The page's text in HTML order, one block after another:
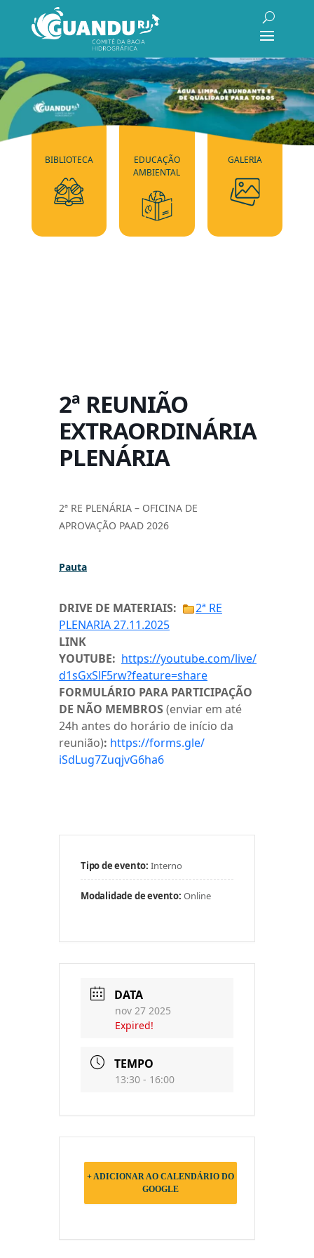
BIBLIOTECA
EDUCAÇÃO
AMBIENTAL
GALERIA
2ª REUNIÃO
EXTRAORDINÁRIA
PLENÁRIA
2ª RE PLENÁRIA – OFICINA DE
APROVAÇÃO PAAD 2026
Pauta
DRIVE DE MATERIAIS:
2ª RE
PLENARIA 27.11.2025
LINK
YOUTUBE: https://youtube.com/live/
d1sGxSlF5rw?feature=share
FORMULÁRIO PARA PARTICIPAÇÃO
DE NÃO MEMBROS (enviar em até
24h antes do horário de início da
reunião): https://forms.gle/
iSdLug7ZuqjvG6ha6
Tipo de evento: Interno
Modalidade de evento: Online
DATA
nov 27 2025
Expired!
TEMPO
13:30 - 16:00
+ ADICIONAR AO CALENDÁRIO DO
GOOGLE